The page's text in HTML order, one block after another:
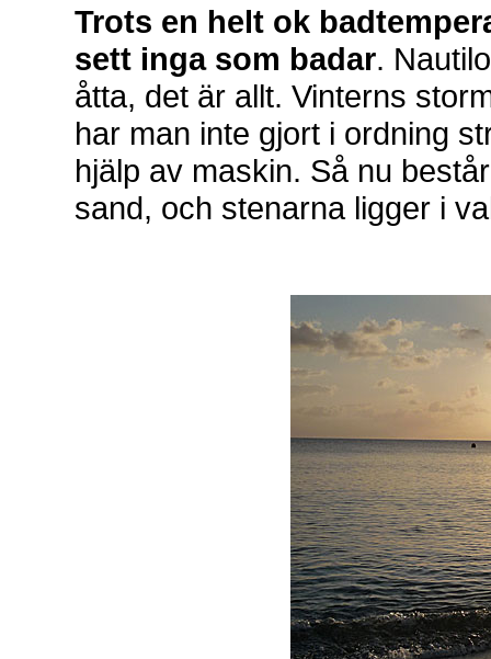
Trots en helt ok
sett inga som badar.
åtta, det är allt. Vinterns
har man inte gjort i ordning
hjälp av maskin. Så nu
sand, och stenarna ligger i